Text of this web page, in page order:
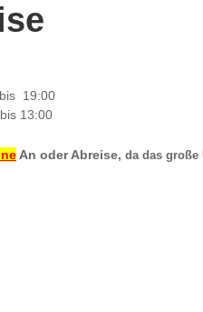
19:00
An oder Abreise, da das große